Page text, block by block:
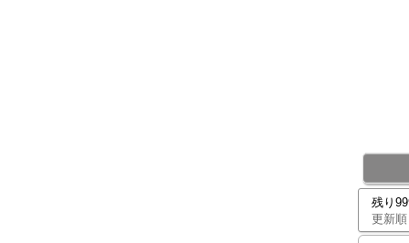
残り
更新